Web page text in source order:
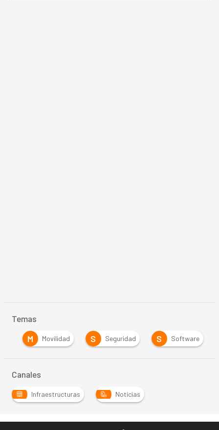
Temas
M Movilidad S Seguridad S Software
Canales
Infraestructuras Noticias